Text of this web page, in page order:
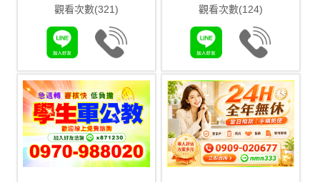
觀看次數(321) 觀看次數(124)